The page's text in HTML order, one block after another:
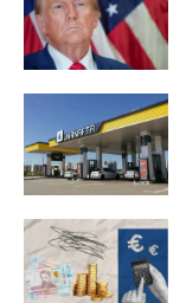
Київ
Україна
Економіка
Політика
Світ
Технології
Війна